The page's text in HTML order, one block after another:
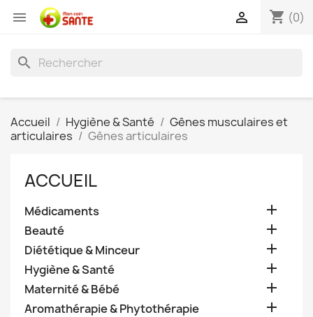
 shopping_cart (0)

search
Accueil Hygiène & Santé
Gênes musculaires et
articulaires
Gênes articulaires
ACCUEIL
Médicaments 
Beauté 
Diététique & Minceur 
Hygiène & Santé 
Maternité & Bébé 
Aromathérapie & Phytothérapie 